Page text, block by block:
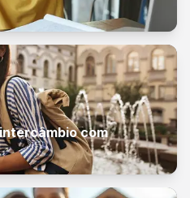
com